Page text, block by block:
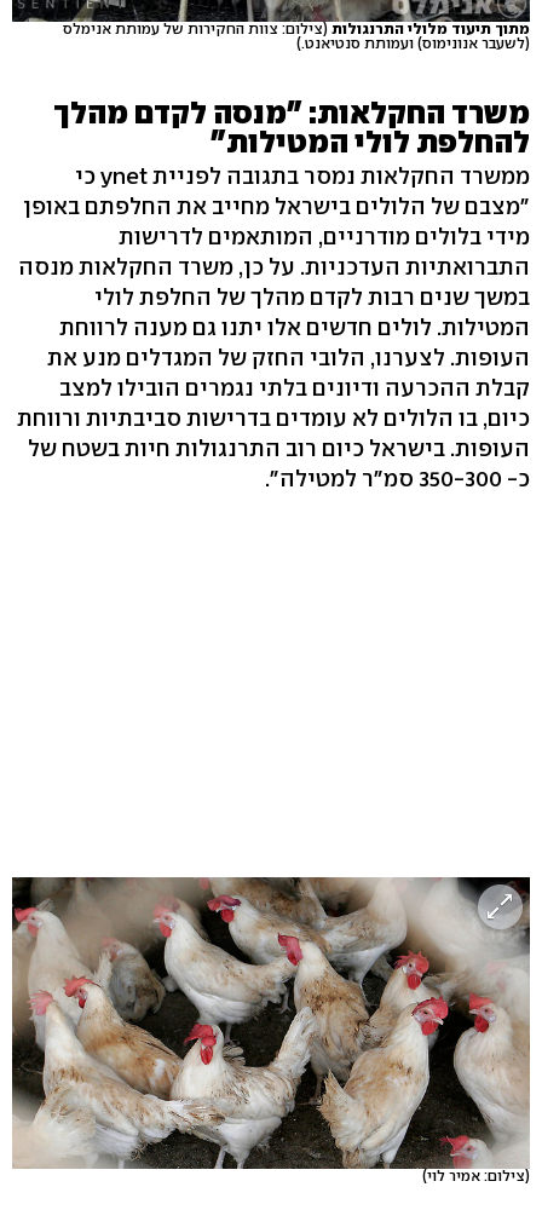
מתוך תיעוד מלולי התרנגולות (צילום: צוות החקירות של עמותת אנימלס
(לשעבר אנונימוס) ועמותת סנטיאנט.)
משרד החקלאות: "מנסה לקדם מהלך
להחלפת לולי המטילות"
ממשרד החקלאות נמסר בתגובה לפניית ynet כי
"מצבם של הלולים בישראל מחייב את החלפתם באופן
מידי בלולים מודרניים, המותאמים לדרישות
התברואתיות העדכניות. על כן, משרד החקלאות מנסה
במשך שנים רבות לקדם מהלך של החלפת לולי
המטילות. לולים חדשים אלו יתנו גם מענה לרווחת
העופות. לצערנו, הלובי החזק של המגדלים מנע את
קבלת ההכרעה ודיונים בלתי נגמרים הובילו למצב
כיום, בו הלולים לא עומדים בדרישות סביבתיות ורווחת
העופות. בישראל כיום רוב התרנגולות חיות בשטח של
כ- 350-300 סמ"ר למטילה".
(צילום: אמיר לוי)